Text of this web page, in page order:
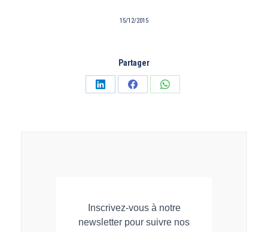
15/12/2015
Partager
PartagerPartagerPartager